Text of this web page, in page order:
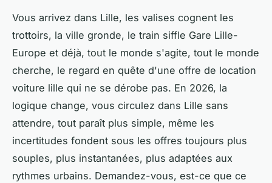
Vous arrivez dans Lille, les valises cognent les
trottoirs, la ville gronde, le train siffle Gare Lille-
Europe et déjà, tout le monde s'agite, tout le monde
cherche, le regard en quête d'une offre de location
voiture lille qui ne se dérobe pas. En 2026, la
logique change, vous circulez dans Lille sans
attendre, tout paraît plus simple, même les
incertitudes fondent sous les offres toujours plus
souples, plus instantanées, plus adaptées aux
rythmes urbains. Demandez-vous, est-ce que ce